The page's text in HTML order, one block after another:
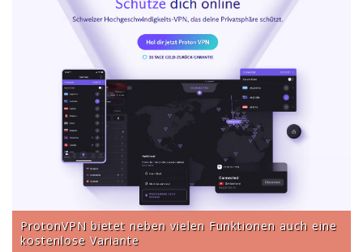
ProtonVPN bietet neben vielen Funktionen auch eine
kostenlose Variante